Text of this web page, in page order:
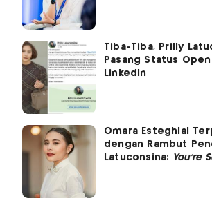
Tiba-Tiba, Prilly
Pasang Status
Linkedln
Omara Esteghlal
dengan Rambut
Latuconsina: You’re